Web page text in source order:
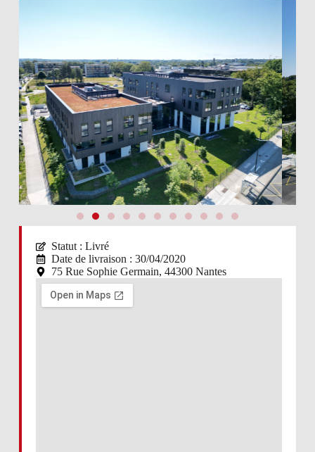
Statut :Livré
Date de livraison : 30/04/2020
75 Rue Sophie Germain, 44300 Nantes